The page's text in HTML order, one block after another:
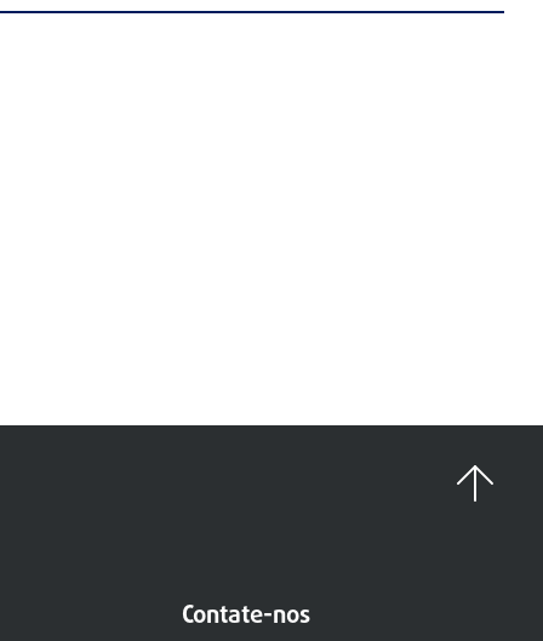
Contate-nos